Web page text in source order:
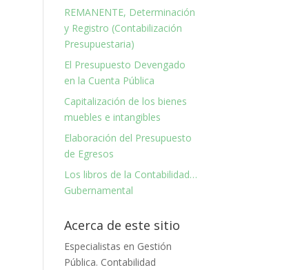
REMANENTE, Determinación
y Registro (Contabilización
Presupuestaria)
El Presupuesto Devengado
en la Cuenta Pública
Capitalización de los bienes
muebles e intangibles
Elaboración del Presupuesto
de Egresos
Los libros de la Contabilidad…
Gubernamental
Acerca de este sitio
Especialistas en Gestión
Pública. Contabilidad